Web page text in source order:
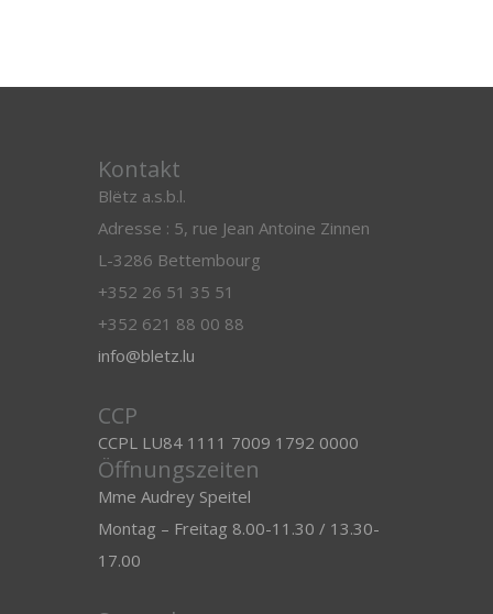
Kontakt
Blëtz a.s.b.l.
Adresse : 5, rue Jean Antoine Zinnen
L-3286 Bettembourg
+352 26 51 35 51
+352 621 88 00 88
info@bletz.lu
CCP
CCPL LU84 1111 7009 1792 0000
Öffnungszeiten
Mme Audrey Speitel
Montag – Freitag 8.00-11.30 / 13.30-
17.00